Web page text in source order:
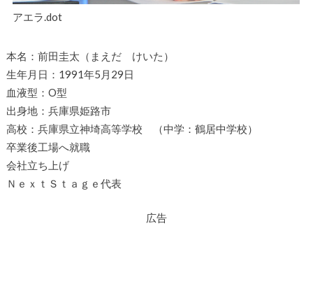
アエラ.dot
本名：前田圭太（まえだ けいた）
生年月日：1991年5月29日
血液型：O型
出身地：兵庫県姫路市
高校：兵庫県立神埼高等学校 （中学：鶴居中学校）
卒業後工場へ就職
会社立ち上げ
ＮｅｘｔＳｔａｇｅ代表
広告